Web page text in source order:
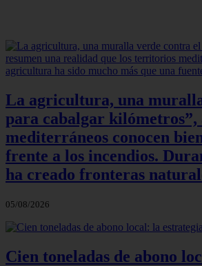
La agricultura, una
para cabalgar
mediterráneos conocen
frente a los incendios.
ha creado fronteras
05/08/2026
Cien toneladas de abono